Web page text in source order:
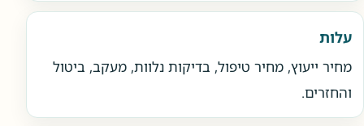
עלות
מחיר ייעוץ, מחיר טיפול, בדיקות נלוות, מעקב, ביטול
והחזרים.